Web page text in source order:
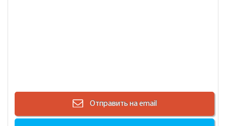
Отправить на email